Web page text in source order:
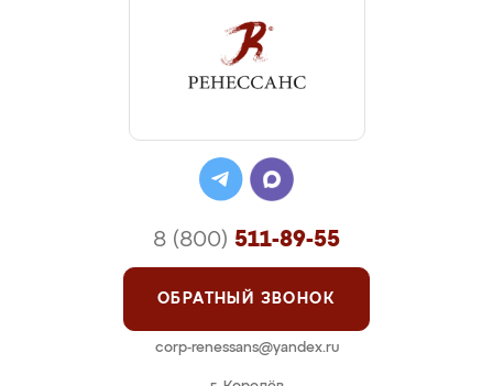
8 (800) 511-89-55
ОБРАТНЫЙ ЗВОНОК
corp-renessans@yandex.ru